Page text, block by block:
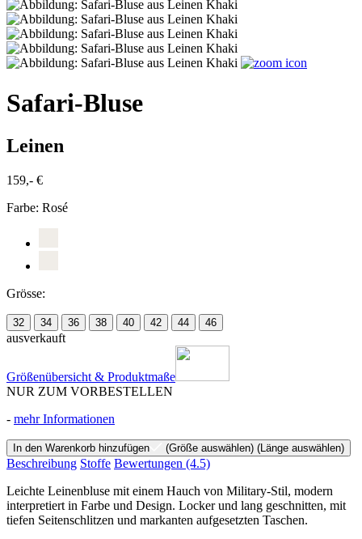
Safari-Bluse
Leinen
159,- €
Farbe: Rosé
Grösse:
32 34 36 38 40 42 44 46
ausverkauft
Größenübersicht & Produktmaße
NUR ZUM VORBESTELLEN
- mehr Informationen
In den Warenkorb hinzufügen (Größe auswählen) (Länge auswählen)
Beschreibung Stoffe Bewertungen (4.5)
Leichte Leinenbluse mit einem Hauch von Military-Stil, modern
interpretiert in Farbe und Design. Locker und lang geschnitten, mit
tiefen Seitenschlitzen und markanten aufgesetzten Taschen.